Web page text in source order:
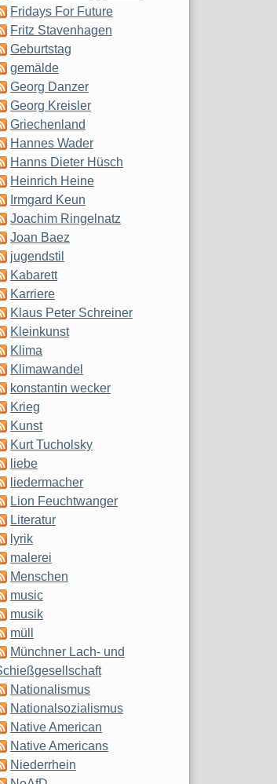
Fridays For Future
Fritz Stavenhagen
Geburtstag
gemälde
Georg Danzer
Georg Kreisler
Griechenland
Hannes Wader
Hanns Dieter Hüsch
Heinrich Heine
Irmgard Keun
Joachim Ringelnatz
Joan Baez
jugendstil
Kabarett
Karriere
Klaus Peter Schreiner
Kleinkunst
Klima
Klimawandel
konstantin wecker
Krieg
Kunst
Kurt Tucholsky
liebe
liedermacher
Lion Feuchtwanger
Literatur
lyrik
malerei
Menschen
music
musik
müll
Münchner Lach- und
Nationalismus
Nationalsozialismus
Native American
Native Americans
Niederrhein